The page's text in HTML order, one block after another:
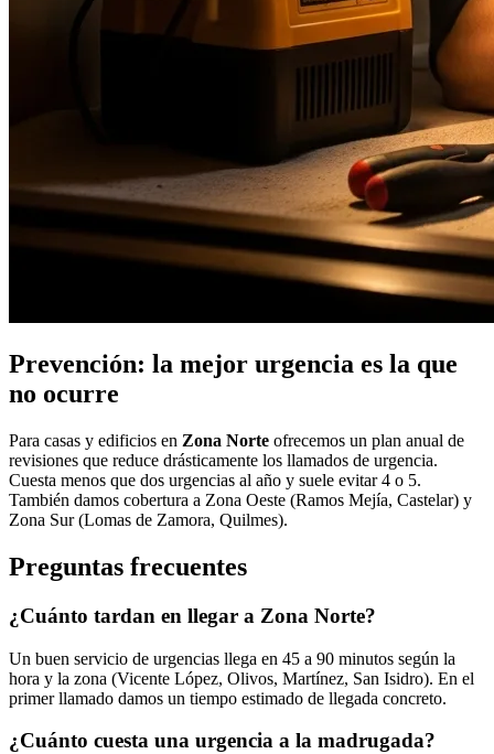
Prevención: la mejor urgencia es la que
no ocurre
Para casas y edificios en Zona Norte ofrecemos un plan anual de
revisiones que reduce drásticamente los llamados de urgencia.
Cuesta menos que dos urgencias al año y suele evitar 4 o 5.
También damos cobertura a Zona Oeste (Ramos Mejía, Castelar) y
Zona Sur (Lomas de Zamora, Quilmes).
Preguntas frecuentes
¿Cuánto tardan en llegar a Zona Norte?
Un buen servicio de urgencias llega en 45 a 90 minutos según la
hora y la zona (Vicente López, Olivos, Martínez, San Isidro). En el
primer llamado damos un tiempo estimado de llegada concreto.
¿Cuánto cuesta una urgencia a la madrugada?